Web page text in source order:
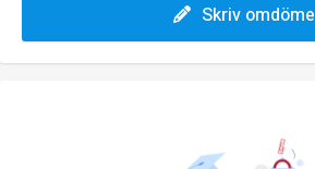
Skriv omdöme